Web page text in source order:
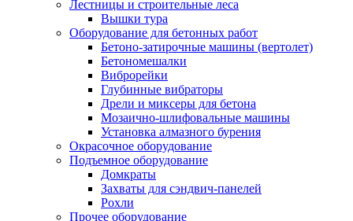
Лестницы и строительные леса
Вышки тура
Оборудование для бетонных работ
Бетоно-затирочные машины (вертолет)
Бетономешалки
Виброрейки
Глубинные вибраторы
Дрели и миксеры для бетона
Мозаично-шлифовальные машины
Установка алмазного бурения
Окрасочное оборудование
Подъемное оборудование
Домкраты
Захваты для сэндвич-панелей
Рохли
Прочее оборудование